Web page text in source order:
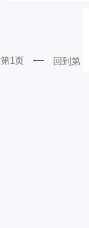
第1页 回到第